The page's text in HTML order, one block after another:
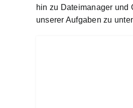
hin zu Dateimanager
unserer Aufgaben zu